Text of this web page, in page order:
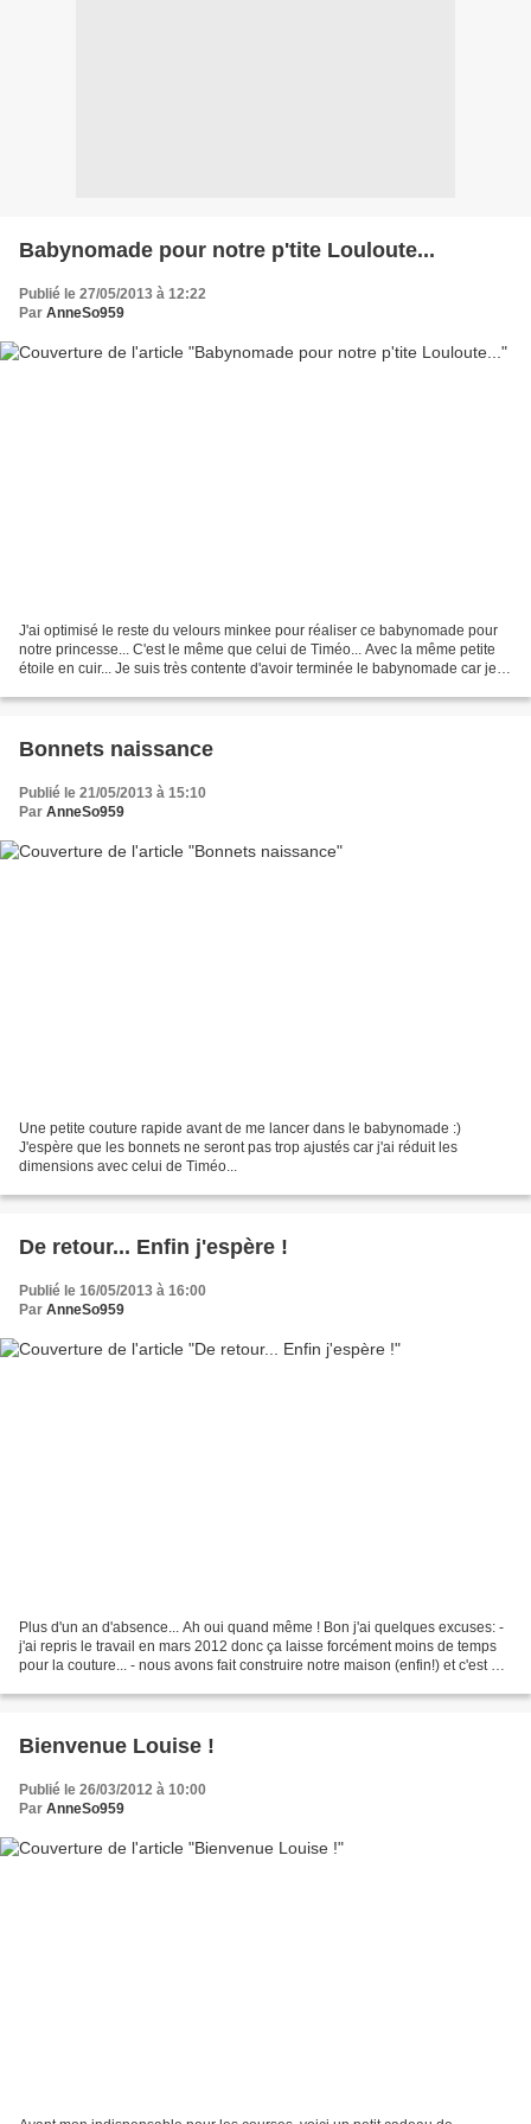
Babynomade pour notre p'tite Louloute...
Publié le 27/05/2013 à 12:22
Par AnneSo959
J'ai optimisé le reste du velours minkee pour réaliser ce babynomade pour
notre princesse... C'est le même que celui de Timéo... Avec la même petite
étoile en cuir... Je suis très contente d'avoir terminée le babynomade car je
Bonnets naissance
Publié le 21/05/2013 à 15:10
Par AnneSo959
Une petite couture rapide avant de me lancer dans le babynomade :)
J'espère que les bonnets ne seront pas trop ajustés car j'ai réduit les
dimensions avec celui de Timéo...
De retour... Enfin j'espère !
Publié le 16/05/2013 à 16:00
Par AnneSo959
Plus d'un an d'absence... Ah oui quand même ! Bon j'ai quelques excuses: -
j'ai repris le travail en mars 2012 donc ça laisse forcément moins de temps
pour la couture... - nous avons fait construire notre maison (enfin!) et c'est un
Bienvenue Louise !
Publié le 26/03/2012 à 10:00
Par AnneSo959